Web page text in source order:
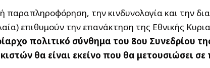
την κινδυνολογία και την
επιθυμούν την επανάκτηση της Εθνικής
πολιτικό σύνθημα του 8ου Συνεδρίου
θα είναι εκείνο που θα μετουσιώσει